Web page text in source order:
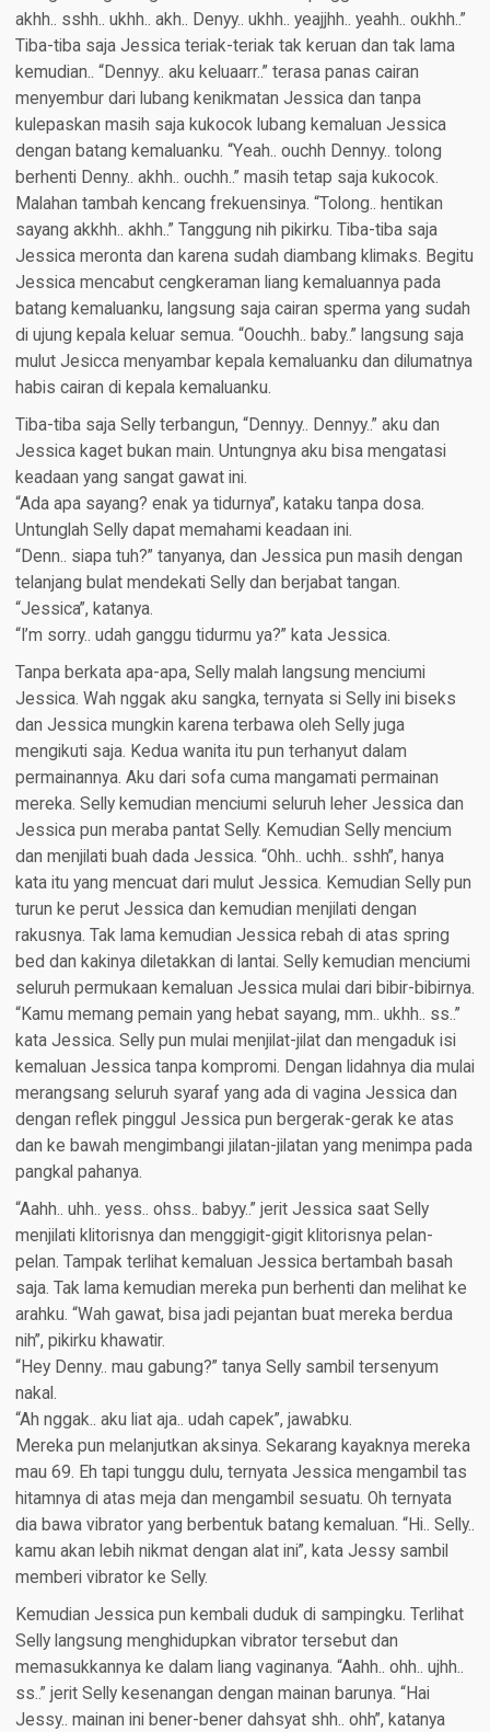
akhh.. sshh.. ukhh.. akh.. Denyy.. ukhh.. yeajjhh.. yeahh.. oukhh..”
Tiba-tiba saja Jessica teriak-teriak tak keruan dan tak lama
kemudian.. “Dennyy.. aku keluaarr..” terasa panas cairan
menyembur dari lubang kenikmatan Jessica dan tanpa
kulepaskan masih saja kukocok lubang kemaluan Jessica
dengan batang kemaluanku. “Yeah.. ouchh Dennyy.. tolong
berhenti Denny.. akhh.. ouchh..” masih tetap saja kukocok.
Malahan tambah kencang frekuensinya. “Tolong.. hentikan
sayang akkhh.. akhh..” Tanggung nih pikirku. Tiba-tiba saja
Jessica meronta dan karena sudah diambang klimaks. Begitu
Jessica mencabut cengkeraman liang kemaluannya pada
batang kemaluanku, langsung saja cairan sperma yang sudah
di ujung kepala keluar semua. “Oouchh.. baby..” langsung saja
mulut Jesicca menyambar kepala kemaluanku dan dilumatnya
habis cairan di kepala kemaluanku.
Tiba-tiba saja Selly terbangun, “Dennyy.. Dennyy..” aku dan
Jessica kaget bukan main. Untungnya aku bisa mengatasi
keadaan yang sangat gawat ini.
“Ada apa sayang? enak ya tidurnya”, kataku tanpa dosa.
Untunglah Selly dapat memahami keadaan ini.
“Denn.. siapa tuh?” tanyanya, dan Jessica pun masih dengan
telanjang bulat mendekati Selly dan berjabat tangan.
“Jessica”, katanya.
“I’m sorry.. udah ganggu tidurmu ya?” kata Jessica.
Tanpa berkata apa-apa, Selly malah langsung menciumi
Jessica. Wah nggak aku sangka, ternyata si Selly ini biseks
dan Jessica mungkin karena terbawa oleh Selly juga
mengikuti saja. Kedua wanita itu pun terhanyut dalam
permainannya. Aku dari sofa cuma mangamati permainan
mereka. Selly kemudian menciumi seluruh leher Jessica dan
Jessica pun meraba pantat Selly. Kemudian Selly mencium
dan menjilati buah dada Jessica. “Ohh.. uchh.. sshh”, hanya
kata itu yang mencuat dari mulut Jessica. Kemudian Selly pun
turun ke perut Jessica dan kemudian menjilati dengan
rakusnya. Tak lama kemudian Jessica rebah di atas spring
bed dan kakinya diletakkan di lantai. Selly kemudian menciumi
seluruh permukaan kemaluan Jessica mulai dari bibir-bibirnya.
“Kamu memang pemain yang hebat sayang, mm.. ukhh.. ss..”
kata Jessica. Selly pun mulai menjilat-jilat dan mengaduk isi
kemaluan Jessica tanpa kompromi. Dengan lidahnya dia mulai
merangsang seluruh syaraf yang ada di vagina Jessica dan
dengan reflek pinggul Jessica pun bergerak-gerak ke atas
dan ke bawah mengimbangi jilatan-jilatan yang menimpa pada
pangkal pahanya.
“Aahh.. uhh.. yess.. ohss.. babyy..” jerit Jessica saat Selly
menjilati klitorisnya dan menggigit-gigit klitorisnya pelan-
pelan. Tampak terlihat kemaluan Jessica bertambah basah
saja. Tak lama kemudian mereka pun berhenti dan melihat ke
arahku. “Wah gawat, bisa jadi pejantan buat mereka berdua
nih”, pikirku khawatir.
“Hey Denny.. mau gabung?” tanya Selly sambil tersenyum
nakal.
“Ah nggak.. aku liat aja.. udah capek”, jawabku.
Mereka pun melanjutkan aksinya. Sekarang kayaknya mereka
mau 69. Eh tapi tunggu dulu, ternyata Jessica mengambil tas
hitamnya di atas meja dan mengambil sesuatu. Oh ternyata
dia bawa vibrator yang berbentuk batang kemaluan. “Hi.. Selly..
kamu akan lebih nikmat dengan alat ini”, kata Jessy sambil
memberi vibrator ke Selly.
Kemudian Jessica pun kembali duduk di sampingku. Terlihat
Selly langsung menghidupkan vibrator tersebut dan
memasukkannya ke dalam liang vaginanya. “Aahh.. ohh.. ujhh..
ss..” jerit Selly kesenangan dengan mainan barunya. “Hai
Jessy.. mainan ini bener-bener dahsyat shh.. ohh”, katanya